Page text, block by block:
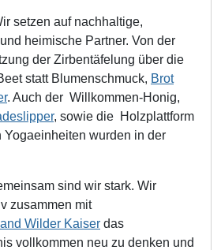
setzen auf nachhaltige,
heimische Partner. Von der
der Zirbentäfelung über die
statt Blumenschmuck, Brot
. Auch der Willkommen-Honig,
, sowie die Holzplattform
Yogaeinheiten wurden in der
sind wir stark. Wir
zusammen mit
Wilder Kaiser das
vollkommen neu zu denken und